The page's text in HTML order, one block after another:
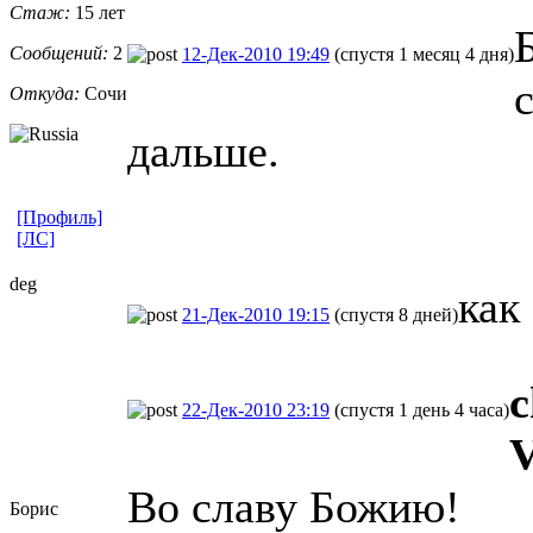
Стаж: 15 лет
Сообщений: 2
Откуда: Сочи
12-Дек-2010 19:49 (спустя 1 месяц 4 дня)
дальше.
[Профиль]
[ЛС]
deg
21-Дек-2010 19:15 (спустя 8 дней)как
Борис
22-Дек-2010 23:19 (спустя 1 день 4 часа)
Во славу Божию!